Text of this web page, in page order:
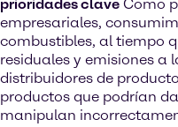
prioridades clave Como
empresariales,
combustibles, al tiempo
residuales y emisiones a
distribuidores de
productos que podrían
manipulan